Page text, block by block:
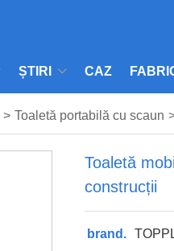
ȘTIRI CAZ
> Toaletă portabilă cu scaun
Toaletă
construcții
brand.